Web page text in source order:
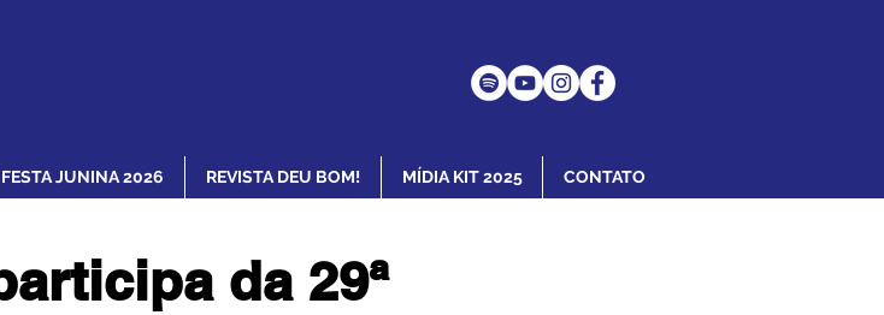
FESTA JUNINA 2026 REVISTA DEU BOM! MÍDIA KIT 2025 CONTATO
da 29ª